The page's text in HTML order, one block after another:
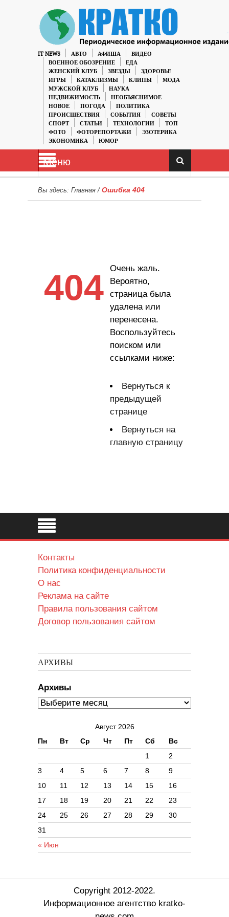
IT NEWS АВТО АФИША
ВИДЕО
ВОЕННОЕ ОБОЗРЕНИЕ
ЕДА
ЖЕНСКИЙ КЛУБ
ЗВЕЗДЫ
ЗДОРОВЬЕ
ИГРЫ
КАТАКЛИЗМЫ КЛИПЫ
МОДА
МУЖСКОЙ КЛУБ
НАУКА
НЕДВИЖИМОСТЬ
НЕОБЪЯСНИМОЕ
НОВОЕ
ПОГОДА
ПОЛИТИКА
ПРОИСШЕСТВИЯ
СОБЫТИЯ
СОВЕТЫ
СПОРТ
СТАТЬИ ТЕХНОЛОГИИ
ТОП
ФОТО
ФОТОРЕПОРТАЖИ
ЭЗОТЕРИКА
ЭКОНОМИКА
ЮМОР
Меню
Вы здесь: Главная / Ошибка 404
404
Очень жаль.
Вероятно,
страница была
удалена или
перенесена.
Воспользуйтесь
поиском или
ссылками ниже:
Вернуться к
предыдущей
странице
Вернуться на
главную страницу
Контакты
Политика конфиденциальности
О нас
Реклама на сайте
Правила пользования сайтом
Договор пользования сайтом
АРХИВЫ
Архивы
Август 2026
Пн
Вт Ср Чт Пт Сб Вс
« Июн
1
2
3
4 5 6 7 8
9
10
11 12 13 14 15
16
17
18 19 20 21 22
23
24
25 26 27 28 29
30
31
Copyright 2012-2022.
Информационное агентство kratko-